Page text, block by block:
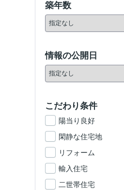
築年数
情報の公開日
こだわり条件
陽当り良好
閑静な住宅地
リフォーム
輸入住宅
二世帯住宅